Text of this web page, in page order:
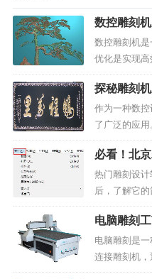
数控雕刻
效率和质量
数控雕刻机
优化是实现高
中，如何合
工效率和质
优化刀具路
时，应考虑
探秘雕刻
发挥了重要
作为一种数
了广泛的应用
模型，工艺
刷雕版和吸塑
些应用范围
型：随着城
必看！北
置攻略
热门雕刻设
后，了解它
拥有高效的
高级用户，今
攻略。1、系
电脑雕刻
电脑雕刻是
连接雕刻机，
指定的路径